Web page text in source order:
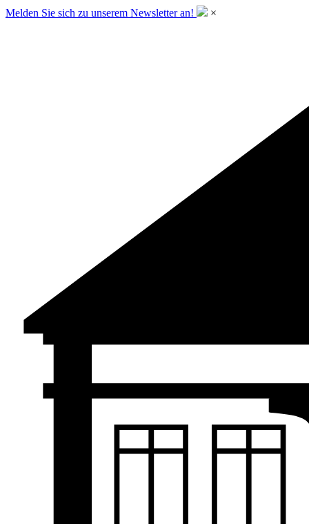
Melden Sie sich zu unserem Newsletter an! ×